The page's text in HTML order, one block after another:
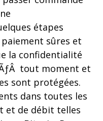
étapes
sûres et
la confidentialité
tout moment et
sont protégées.
dans toutes les
et de débit telles